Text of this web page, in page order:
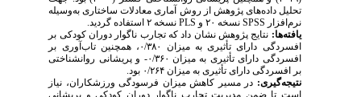
تحلیل داده‌های پژوهش از روش آماری معادلات ساختاری به‌وسیله
نرم‌افزار SPSSنسخه ۲۰ و PLSنسخه ۲ استفاده گردید.
یافته‌­ها:نتایج پژوهش نشان داد که تجارب ناگوار دوران کودکی بر
افسردگی دارای تأثیری به میزان ۰/۳۸۰، همچنین تاب‌آوری بر
افسردگی دارای تأثیری به میزان ۰/۳۶۰- و پریشانی روانشناختی
بر افسردگی دارای تأثیری به میزان ۰/۲۶۴ بود.
نتیجه­‌گیری:در مسیر کاهش میزان فرسودگی ورزشکاران، نیاز
است تا ضمن مدیریت تجارب ناگوار دوران کودکی و پریشانی